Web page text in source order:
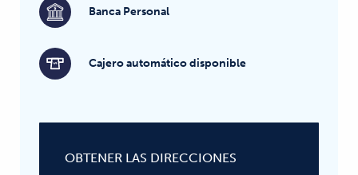
Banca Personal
Cajero automático disponible
OBTENER LAS DIRECCIONES